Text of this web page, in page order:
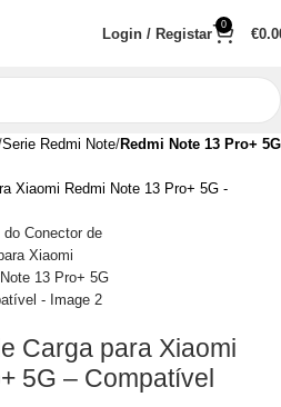
Login / Registar
0
€
Serie Redmi Note Redmi Note 13 Pro+ 5G
Carga para Xiaomi
5G – Compatível